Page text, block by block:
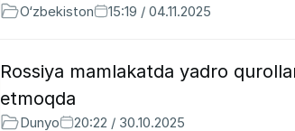
O‘zbekiston 15:19 / 04.11.2025
Rossiya mamlakatda yadro
etmoqda
Dunyo 20:22 / 30.10.2025